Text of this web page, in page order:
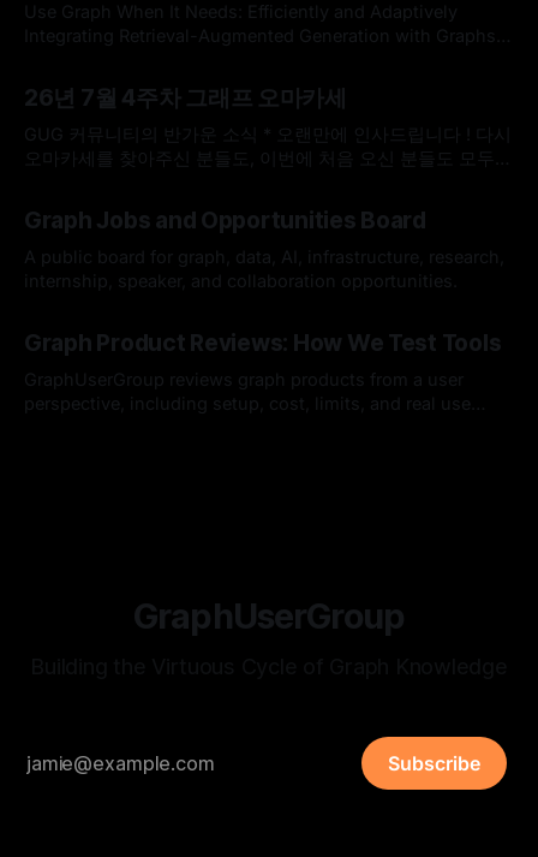
Use Graph When It Needs: Efficiently and Adaptively
Integrating Retrieval-Augmented Generation with Graphs
Integrating Retrieval-Augmented Generation with
GraphsLarge language models (LLMs) often struggle with
knowledge-intensive tasks due to hallucinations and
outdated parametric knowledge. While Retrieval-
26년 7월 4주차 그래프 오마카세
GUG 커뮤니티의 반가운 소식 * 오랜만에 인사드립니다 ! 다시
오마카세를 찾아주신 분들도, 이번에 처음 오신 분들도 모두
Group)에 정말 반가운 소식이 있어서 전해드리고자 합니다.
GUG가 2026 오픈소스 AI·SW 커뮤니티 지원사업에 선정되었
습니다. 7월 25일(토요일)
Graph Jobs and Opportunities Board
A public board for graph, data, AI, infrastructure, research,
internship, speaker, and collaboration opportunities.
Graph Product Reviews: How We Test Tools
GraphUserGroup reviews graph products from a user
perspective, including setup, cost, limits, and real use
GraphUserGroup
Subscribe